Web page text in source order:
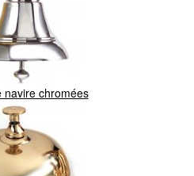
navire chromées